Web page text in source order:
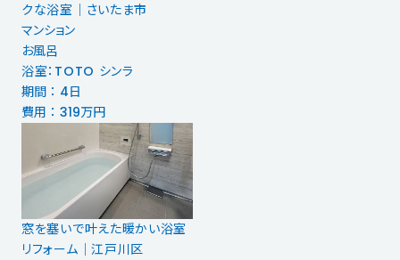
クな浴室｜さいたま市
マンション
お風呂
浴室：TOTO シンラ
期間 ： 4日
費用 ： 319万円
窓を塞いで叶えた暖かい浴室
リフォーム｜江戸川区